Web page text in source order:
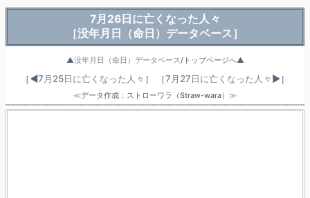
7月26日に亡くなった人々
［没年月日（命日）データベース］
▲没年月日（命日）データベース/トップページへ▲
［◀7月25日に亡くなった人々 ］ ［7月27日に亡くなった人々 ▶］
≪データ作成：ストローワラ（Straw-wara）≫